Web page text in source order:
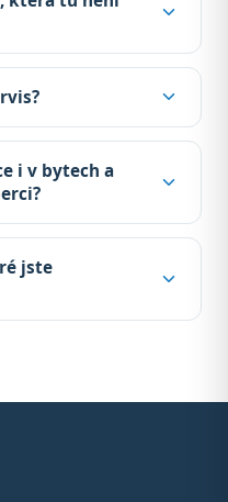
i v bytech a
jste